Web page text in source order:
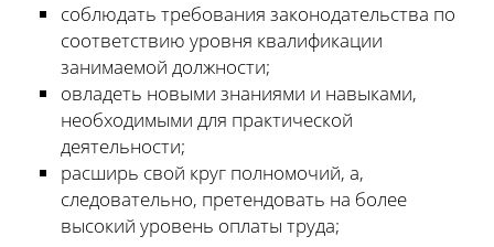
соблюдать требования законодательства по
соответствию уровня квалификации
занимаемой должности;
овладеть новыми знаниями и навыками,
необходимыми для практической
деятельности;
расширь свой круг полномочий, а,
следовательно, претендовать на более
высокий уровень оплаты труда;